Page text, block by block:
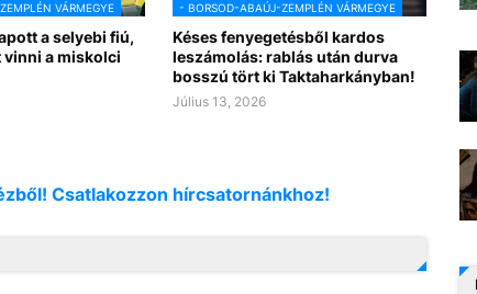
VÁRMEGYE
a selyebi fiú,
vinni a miskolci
- BORSOD-ABAÚJ-ZEMPLÉN VÁRMEGYE
Késes fenyegetésből kardos
leszámolás: rablás után durva
bosszú tört ki Taktaharkányban!
Július 13, 2026
Csatlakozzon hírcsatornánkhoz!